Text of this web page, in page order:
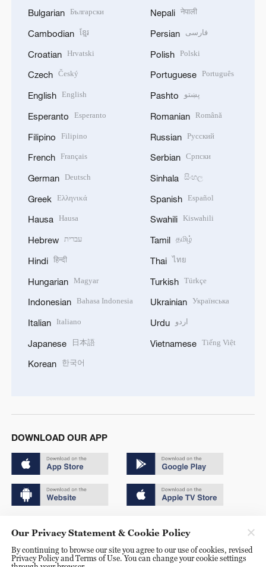
Bulgarian Български
Cambodian ខ្មែរ
Croatian Hrvatski
Czech Český
English English
Esperanto Esperanto
Filipino Filipino
French Français
German Deutsch
Greek Ελληνικά
Hausa Hausa
Hebrew עברית
Hindi हिन्दी
Hungarian Magyar
Indonesian Bahasa Indonesia
Italian Italiano
Japanese 日本語
Korean 한국어
Nepali नेपाली
Persian فارسی
Polish Polski
Portuguese Português
Pashto پښتو
Romanian Română
Russian Русский
Serbian Српски
Sinhala සිංහල
Spanish Español
Swahili Kiswahili
Tamil தமிழ்
Thai ไทย
Turkish Türkçe
Ukrainian Українська
Urdu اردو
Vietnamese Tiếng Việt
DOWNLOAD OUR APP
京ICP备20000184号
京公网安备 11010502050052号
Our Privacy Statement & Cookie Policy
By continuing to browse our site you agree to our use of cookies, revised
Privacy Policy and Terms of Use. You can change your cookie settings